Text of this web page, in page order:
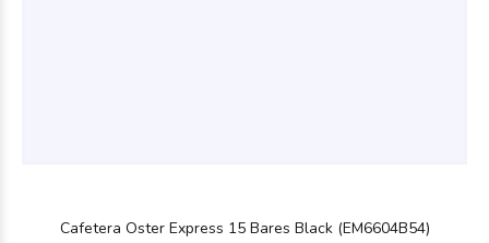
Cafetera Oster Express 15 Bares Black (EM6604B54)